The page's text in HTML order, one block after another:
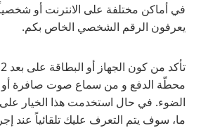
في أماكن مختلفة على الانترنت أو
يعرفون الرقم الشخصي الخاص بكم.
محطّة الدفع و من سماع صوت صافرة
الضوء. في حال استخدمت هذا الخيار
ما، سوف يتم التعرف عليك تلقائياً عند